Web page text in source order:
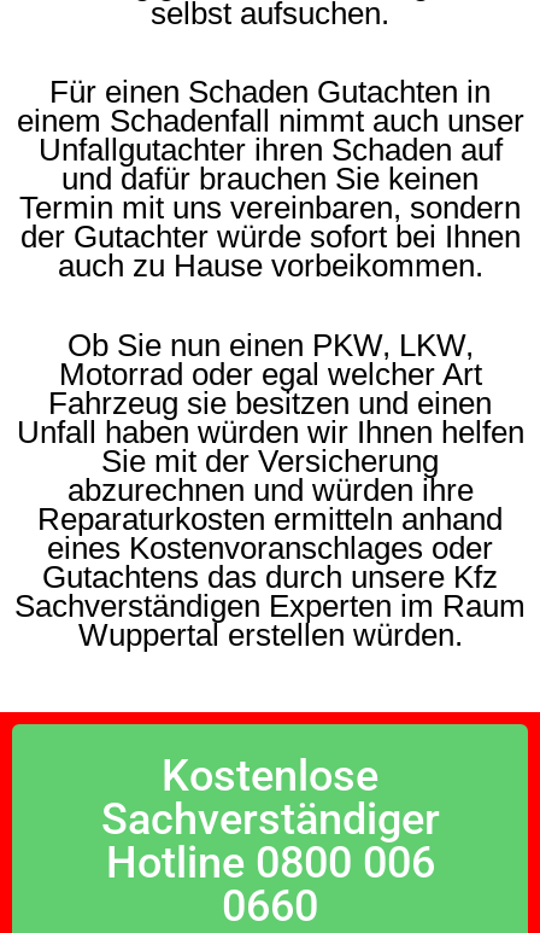
selbst aufsuchen.
Für einen Schaden Gutachten in
einem Schadenfall nimmt auch unser
Unfallgutachter ihren Schaden auf
und dafür brauchen Sie keinen
Termin mit uns vereinbaren, sondern
der Gutachter würde sofort bei Ihnen
auch zu Hause vorbeikommen.
Ob Sie nun einen PKW, LKW,
Motorrad oder egal welcher Art
Fahrzeug sie besitzen und einen
Unfall haben würden wir Ihnen helfen
Sie mit der Versicherung
abzurechnen und würden ihre
Reparaturkosten ermitteln anhand
eines Kostenvoranschlages oder
Gutachtens das durch unsere Kfz
Sachverständigen Experten im Raum
Wuppertal erstellen würden.
Kostenlose
Sachverständiger
Hotline 0800 006
0660